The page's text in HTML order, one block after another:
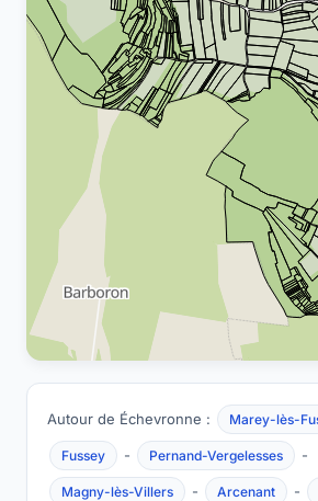
Autour de Échevronne : Marey-lès-
Fussey - Pernand-Vergelesses -
Magny-lès-Villers - Arcenant -